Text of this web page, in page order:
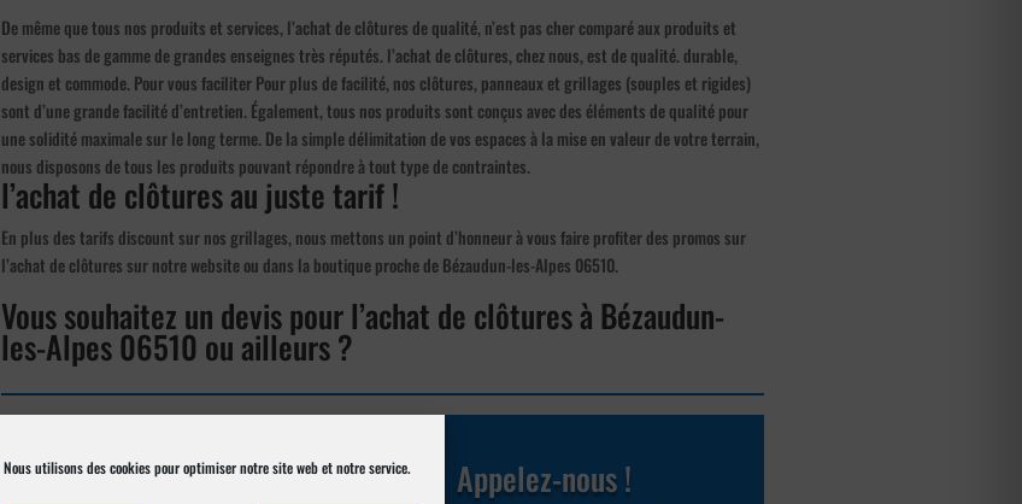
Nous utilisons des cookies pour optimiser notre site web et notre service.
De même que tous nos produits et services, l’achat de clôtures de qualité, n’est pas cher comparé aux produits et
services bas de gamme de grandes enseignes très réputés. l’achat de clôtures, chez nous, est de qualité. durable,
design et commode. Pour vous faciliter Pour plus de facilité, nos clôtures, panneaux et grillages (souples et rigides)
sont d’une grande facilité d’entretien. Également, tous nos produits sont conçus avec des éléments de qualité pour
une solidité maximale sur le long terme. De la simple délimitation de vos espaces à la mise en valeur de votre terrain,
nous disposons de tous les produits pouvant répondre à tout type de contraintes.
l’achat de clôtures au juste tarif !
En plus des tarifs discount sur nos grillages, nous mettons un point d’honneur à vous faire profiter des promos sur
l’achat de clôtures sur notre website ou dans la boutique proche de Bézaudun-les-Alpes 06510.
Vous souhaitez un devis pour l’achat de clôtures à Bézaudun-
les-Alpes 06510 ou ailleurs ?
Réalisez votre demande de
Appelez-nous !